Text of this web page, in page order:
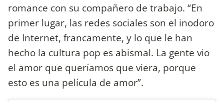
romance con su compañero de trabajo. “En
primer lugar, las redes sociales son el inodoro
de Internet, francamente, y lo que le han
hecho la cultura pop es abismal. La gente vio
el amor que queríamos que viera, porque
esto es una película de amor”.